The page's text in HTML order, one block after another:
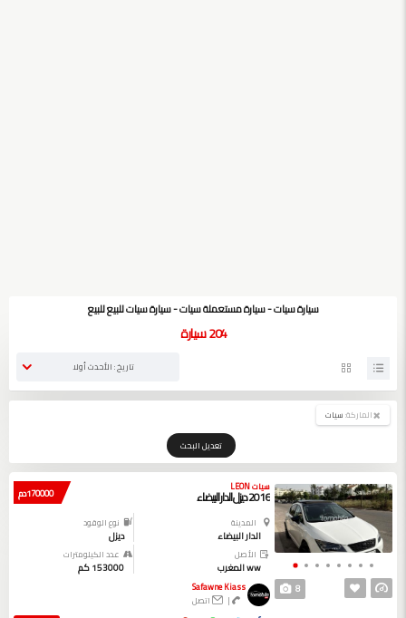
سيارة سيات - سيارة مستعملة سيات - سيارة سيات للبيع للبيع
204سيارة
تاريخ : الأحدث أولا
الماركة:سيات
تعديل البحث
8
170000 دم سيات LEON
2016 ديزل الدار البيضاء
المدينة
الدار البيضاء
نوع الوقود
ديزل
الأصل
ww المغرب
عدد الكيلومترات
153000 كم
Safawne Kiass
|
اتصل